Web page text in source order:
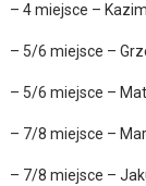
– 4 miejsce –
– 5/6 miejsce –
– 5/6 miejsce –
– 7/8 miejsce –
– 7/8 miejsce –